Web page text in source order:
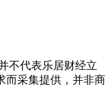
不代表乐居财经立
而采集提供，并非商